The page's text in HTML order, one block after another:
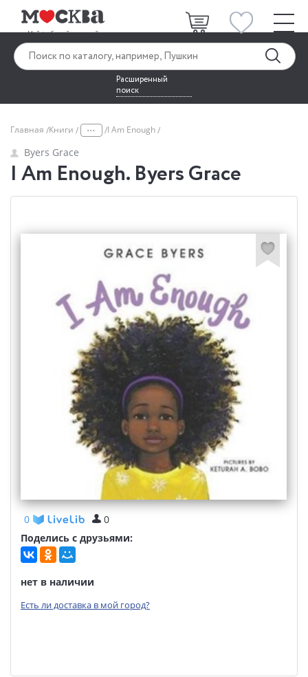
Расширенный
поиск
Главная Книги ... I Am Enough
Byers Grace
I Am Enough. Byers Grace
0
0
Поделись с друзьями:
нет в наличии
Есть ли доставка в мой город?